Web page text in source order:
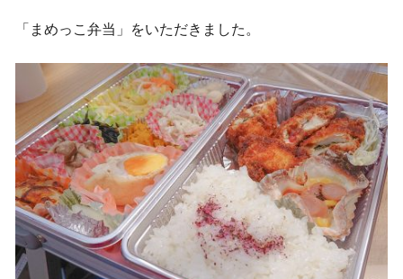
「まめっこ弁当」をいただきました。